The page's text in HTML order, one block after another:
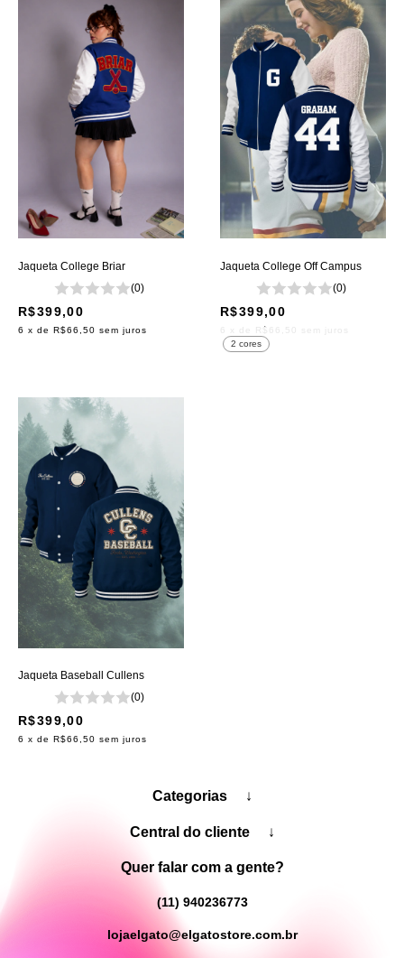
Jaqueta College Briar
(0)
R$399,00
6 x de R$66,50 sem juros
2 cores
Jaqueta College Off Campus
(0)
R$399,00
x de R$66,50
Jaqueta Baseball Cullens
(0)
R$399,00
6 x de R$66,50 sem juros
Categorias ↓
Central do cliente ↓
Quer falar com a gente?
(11) 940236773
lojaelgato@elgatostore.com.br